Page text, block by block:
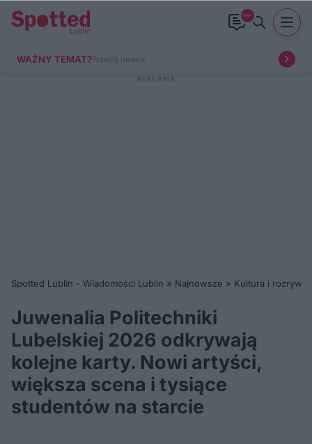
99+
WAŻNY TEMAT?Prześlij newsa!
Spotted Lublin - Wiadomości Lublin » Najnowsze » Kultura i rozrywka
Juwenalia Politechniki
Lubelskiej 2026 odkrywają
kolejne karty. Nowi artyści,
większa scena i tysiące
studentów na starcie